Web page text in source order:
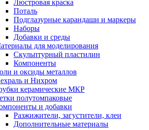
Люстровая краска
Поталь
Подглазурные карандаши и маркеры
Наборы
Добавки и среды
для моделирования
Скульптурный пластилин
Компоненты
и оксиды металлов
и Нихром
керамические МКР
полутомпаковые
и добавки
Разжижители, загустители, клеи
Дополнительные материалы